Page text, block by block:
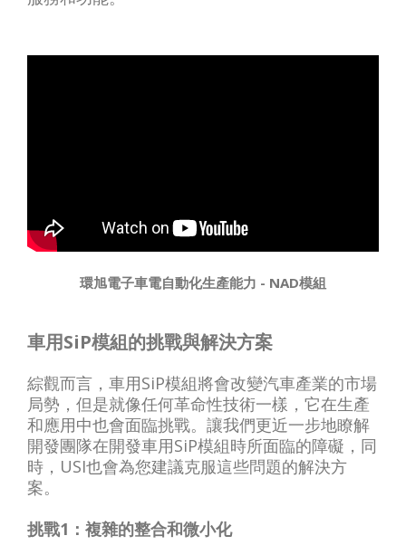
環旭電子車電自動化生產能力 - NAD模組
車用SiP模組的挑戰與解決方案
綜觀而言，車用SiP模組將會改變汽車產業的市場
局勢，但是就像任何革命性技術一樣，它在生產
和應用中也會面臨挑戰。讓我們更近一步地瞭解
開發團隊在開發車用SiP模組時所面臨的障礙，同
時，USI也會為您建議克服這些問題的解決方
案。
挑戰1：複雜的整合和微小化